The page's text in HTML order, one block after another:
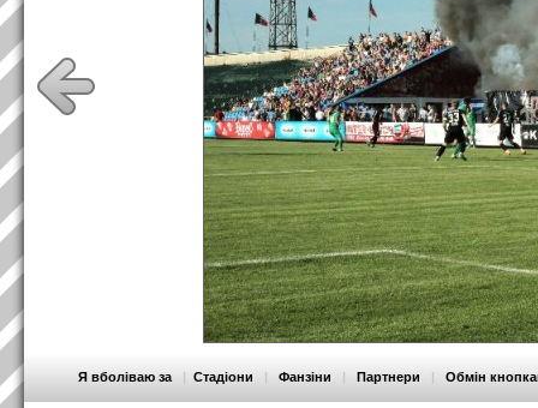
Я вболіваю за | Стадіони | Фанзіни | Партнери | Обмін